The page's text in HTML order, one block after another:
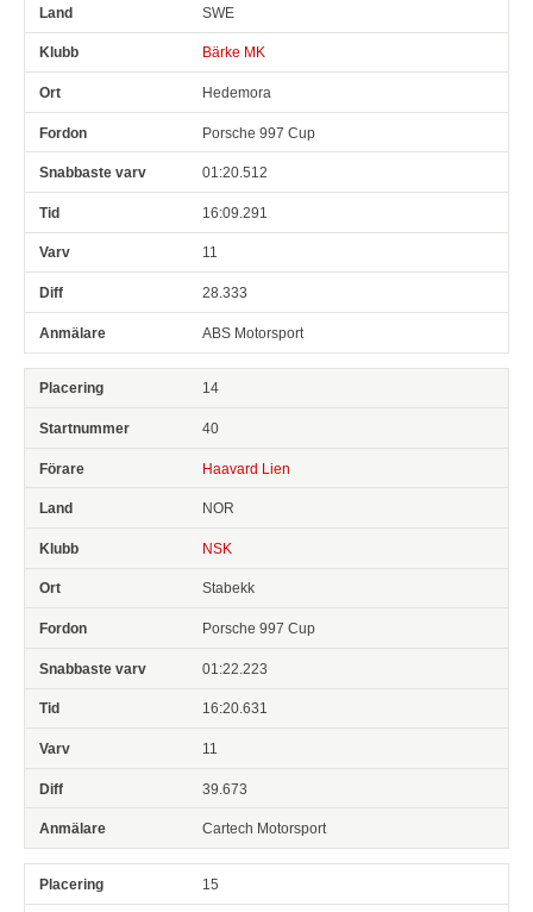
SWE
Bärke MK
Hedemora
Porsche 997 Cup
01:20.512
16:09.291
11
28.333
ABS Motorsport
14
40
Haavard Lien
NOR
NSK
Stabekk
Porsche 997 Cup
01:22.223
16:20.631
11
39.673
Cartech Motorsport
15